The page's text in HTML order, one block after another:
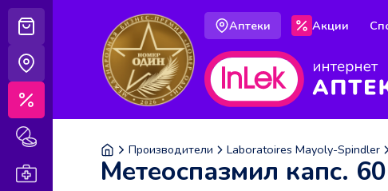
Аптеки Акции
Производители Laboratoires Mayoly-Spindler
Метеоспазмил капс.